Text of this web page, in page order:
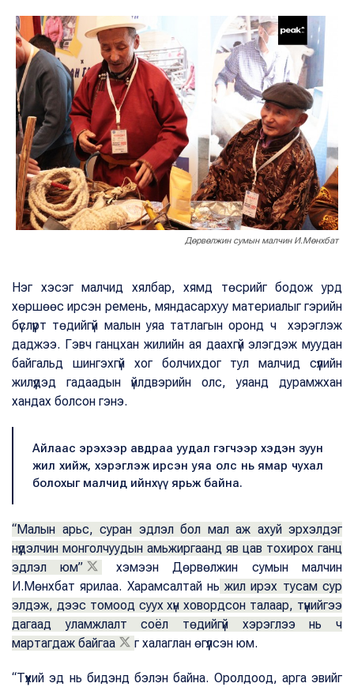
Дөрвөлжин сумын малчин И.Мөнхбат
Нэг хэсэг малчид хялбар, хямд төсрийг бодож урд
хөршөөс ирсэн ремень, мяндасархуу материалыг гэрийн
бүслүүрт төдийгүй малын уяа татлагын оронд ч хэрэглэж
даджээ. Гэвч ганцхан жилийн ая даахгүй элэгдэж муудан
байгальд шингэхгүй хог болчихдог тул малчид сүүлийн
жилүүдэд гадаадын үйлдвэрийн олс, уяанд дурамжхан
хандах болсон гэнэ.
Айлаас эрэхээр авдраа уудал гэгчээр хэдэн зуун
жил хийж, хэрэглэж ирсэн уяа олс нь ямар чухал
болохыг малчид ийнхүү ярьж байна.
“Малын арьс, суран эдлэл бол мал аж ахуй эрхэлдэг
нүүдэлчин монголчуудын амьжиргаанд яв цав тохирох ганц
эдлэл юм”
хэмээн Дөрвөлжин сумын малчин
И.Мөнхбат ярилаа. Харамсалтай нь жил ирэх тусам сур
элдэж, дээс томоод суух хүн ховордсон талаар, түүнийгээ
дагаад уламжлалт соёл төдийгүй хэрэглээ нь ч
мартагдаж байгаа
г халаглан өгүүлсэн юм.
“Түүхий эд нь бидэнд бэлэн байна. Оролдоод, арга эвийг